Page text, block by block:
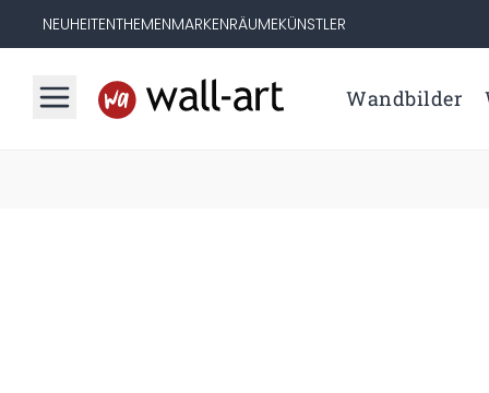
NEUHEITENTHEMENMARKENRÄUMEKÜNSTLER
Wandbilder